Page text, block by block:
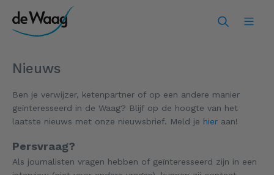
Nieuws
Ben je verwijzer, ketenpartner of op een andere manier
geïnteresseerd in de Waag? Blijf op de hoogte van het
laatste nieuws met onze nieuwsbrief. Meld je hier aan!
Persvraag?
Als journalisten vragen hebben of geïnteresseerd zijn in een